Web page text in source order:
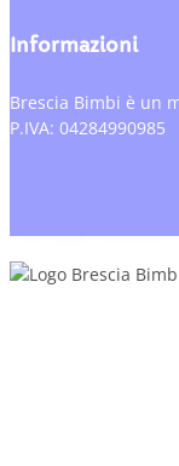
Informazioni
Brescia Bimbi è un
P.IVA: 04284990985